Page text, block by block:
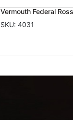
Vermouth Federal
SKU: 4031